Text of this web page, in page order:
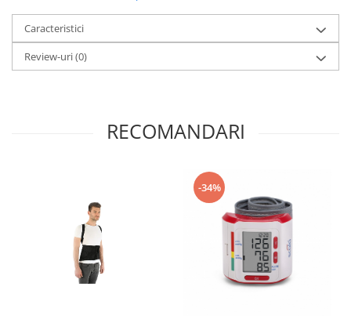
Caracteristici
Review-uri(0)
RECOMANDARI
-34%